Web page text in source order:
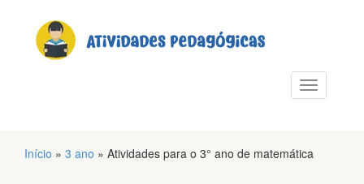
Alternar
Início » 3 ano » Atividades para o 3° ano de matemática